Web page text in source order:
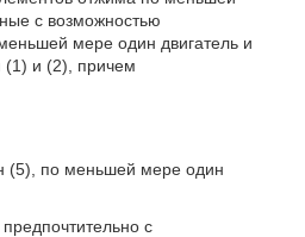
с возможностью
мере один двигатель и
(1) и (2), причем
(5), по меньшей мере один
с